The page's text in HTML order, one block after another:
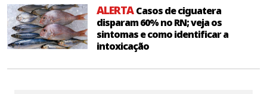
ALERTACasos de ciguatera
disparam 60% no RN; veja os
sintomas e como identificar a
intoxicação